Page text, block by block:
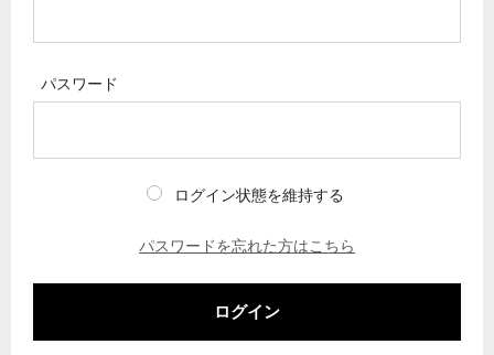
パスワード
ログイン状態を維持する
パスワードを忘れた方はこちら
ログイン